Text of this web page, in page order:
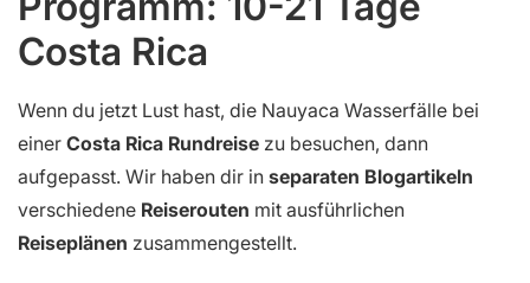
Costa Rica
Wenn du jetzt Lust hast, die Nauyaca Wasserfälle bei
einer Costa Rica Rundreise zu besuchen, dann
aufgepasst. Wir haben dir in separaten Blogartikeln
verschiedene Reiserouten mit ausführlichen
Reiseplänen zusammengestellt.